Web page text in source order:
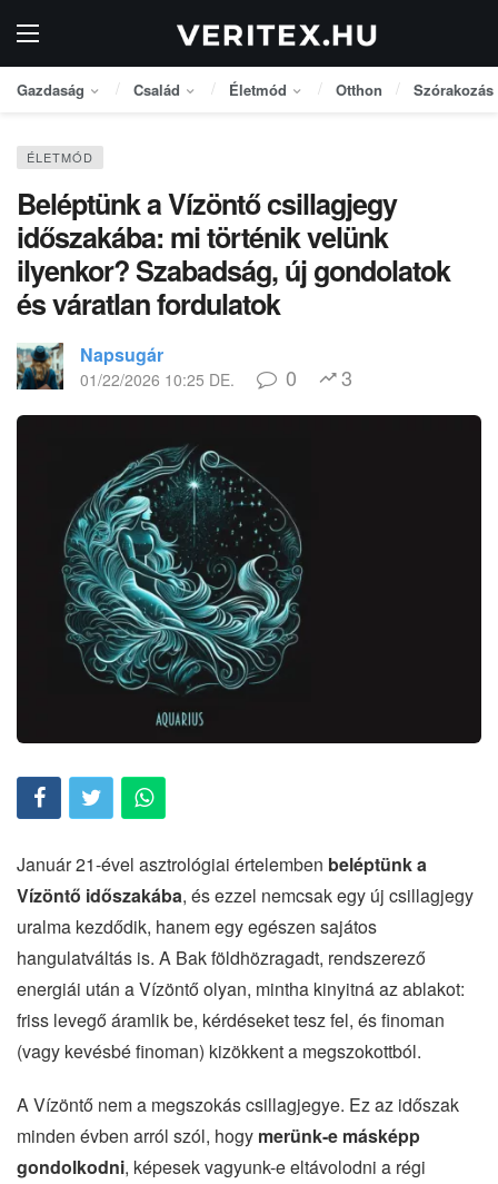
Gazdaság Család Életmód Otthon Szórakozás
ÉLETMÓD
Beléptünk a Vízöntő csillagjegy
időszakába: mi történik velünk
ilyenkor? Szabadság, új gondolatok
és váratlan fordulatok
Napsugár
01/22/2026 10:25 DE. 0 3
Január 21-ével asztrológiai értelemben beléptünk a
Vízöntő időszakába, és ezzel nemcsak egy új csillagjegy
uralma kezdődik, hanem egy egészen sajátos
hangulatváltás is. A Bak földhözragadt, rendszerező
energiái után a Vízöntő olyan, mintha kinyitná az ablakot:
friss levegő áramlik be, kérdéseket tesz fel, és finoman
(vagy kevésbé finoman) kizökkent a megszokottból.
A Vízöntő nem a megszokás csillagjegye. Ez az időszak
minden évben arról szól, hogy merünk-e másképp
gondolkodni, képesek vagyunk-e eltávolodni a régi